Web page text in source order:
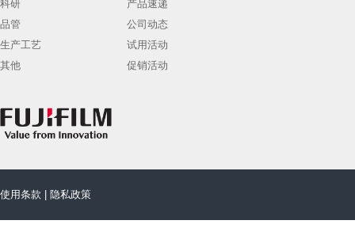
科研
品管
生产工艺
其他
产品速递
公司动态
试用活动
促销活动
使用条款 隐私政策